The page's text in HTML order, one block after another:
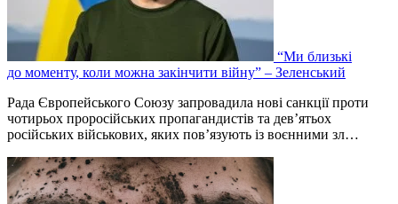
“Ми близькі
до моменту, коли можна закінчити війну” – Зеленський
Рада Європейського Союзу запровадила нові санкції проти
чотирьох проросійських пропагандистів та дев’ятьох
російських військових, яких пов’язують із воєнними зл…